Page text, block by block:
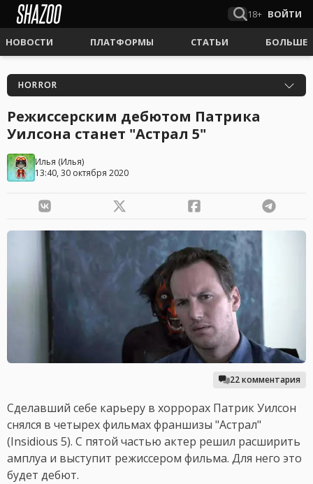
18+ ВОЙТИ
НОВОСТИ ПЛАТФОРМЫ СТАТЬИ БОЛЬШЕ
HORROR
Режиссерским дебютом Патрика
Уилсона станет "Астрал 5"
Илья (Илья)
13:40, 30 октября 2020
22 комментария
Сделавший себе карьеру в хоррорах Патрик Уилсон
снялся в четырех фильмах франшизы "Астрал"
(Insidious 5). С пятой частью актер решил расширить
амплуа и выступит режиссером фильма. Для него это
будет дебют.